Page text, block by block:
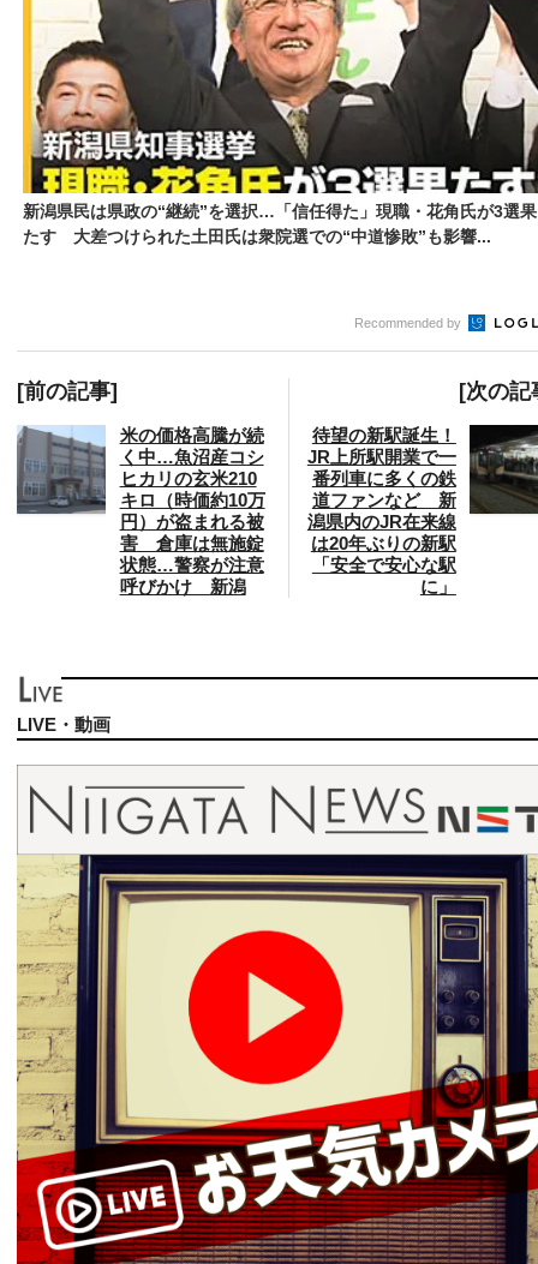
新潟県民は県政の“継続”を選択…「信任得た」現職・花角氏が3選果
たす 大差つけられた土田氏は衆院選での“中道惨敗”も影響...
Recommended by
[前の記事]
米の価格高騰が続
く中…魚沼産コシ
ヒカリの玄米210
キロ（時価約10万
円）が盗まれる被
害 倉庫は無施錠
状態…警察が注意
呼びかけ 新潟
[次の記
待望の新駅誕生！
JR上所駅開業で一
番列車に多くの鉄
道ファンなど 新
潟県内のJR在来線
は20年ぶりの新駅
「安全で安心な駅
に」
LIVE・動画